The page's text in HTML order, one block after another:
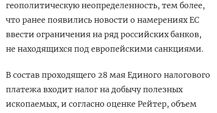
геополитическую неопределенность, тем более,
что ранее появились новости о намерениях ЕС
ввести ограничения на ряд российских банков,
не находящихся под европейскими санкциями.
В состав проходящего 28 мая Единого налогового
платежа входит налог на добычу полезных
ископаемых, и согласно оценке Рейтер, объем